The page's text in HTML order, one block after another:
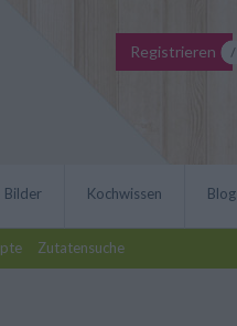
Registrieren
Zutatensuche
Bilder Kochwissen Blog